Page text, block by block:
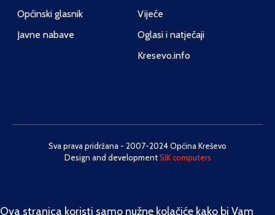
Općinski glasnik
Javne nabave
Vijeće
Oglasi i natječaji
Kresevo.info
Sva prava pridržana - 2007-2024 Općina Kreševo
Design and developmentSIK computers
Ova stranica koristi samo nužne kolačiće kako bi Vam